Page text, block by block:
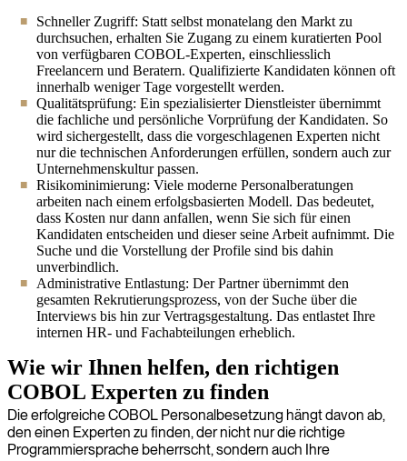
Schneller Zugriff: Statt selbst monatelang den Markt zu
durchsuchen, erhalten Sie Zugang zu einem kuratierten Pool
von verfügbaren COBOL-Experten, einschliesslich
Freelancern und Beratern. Qualifizierte Kandidaten können oft
innerhalb weniger Tage vorgestellt werden.
Qualitätsprüfung: Ein spezialisierter Dienstleister übernimmt
die fachliche und persönliche Vorprüfung der Kandidaten. So
wird sichergestellt, dass die vorgeschlagenen Experten nicht
nur die technischen Anforderungen erfüllen, sondern auch zur
Unternehmenskultur passen.
Risikominimierung: Viele moderne Personalberatungen
arbeiten nach einem erfolgsbasierten Modell. Das bedeutet,
dass Kosten nur dann anfallen, wenn Sie sich für einen
Kandidaten entscheiden und dieser seine Arbeit aufnimmt. Die
Suche und die Vorstellung der Profile sind bis dahin
unverbindlich.
Administrative Entlastung: Der Partner übernimmt den
gesamten Rekrutierungsprozess, von der Suche über die
Interviews bis hin zur Vertragsgestaltung. Das entlastet Ihre
internen HR- und Fachabteilungen erheblich.
Wie wir Ihnen helfen, den richtigen
COBOL Experten zu finden
Die erfolgreiche COBOL Personalbesetzung hängt davon ab,
den einen Experten zu finden, der nicht nur die richtige
Programmiersprache beherrscht, sondern auch Ihre